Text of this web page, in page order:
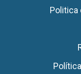
Politica